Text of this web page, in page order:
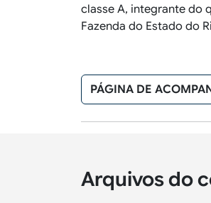
classe A, integrante do
Fazenda do Estado do
PÁGINA DE
Arquivos do